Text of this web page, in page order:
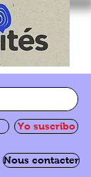
Yo suscribo
Nous contacter